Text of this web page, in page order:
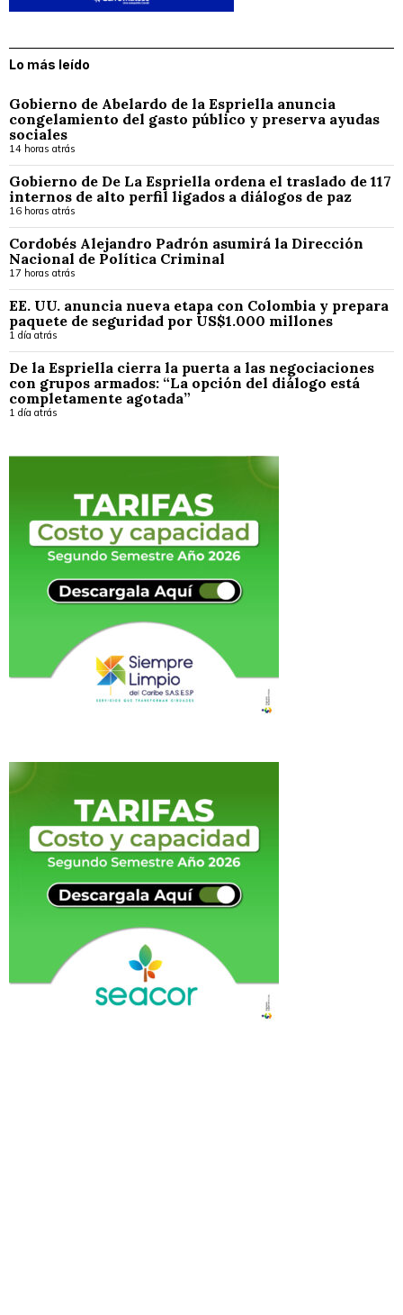
Lo más leído
Gobierno de Abelardo de la Espriella anuncia
congelamiento del gasto público y preserva ayudas
sociales
14 horas atrás
Gobierno de De La Espriella ordena el traslado de 117
internos de alto perfil ligados a diálogos de paz
16 horas atrás
Cordobés Alejandro Padrón asumirá la Dirección
Nacional de Política Criminal
17 horas atrás
EE. UU. anuncia nueva etapa con Colombia y prepara
paquete de seguridad por US$1.000 millones
1 día atrás
De la Espriella cierra la puerta a las negociaciones
con grupos armados: “La opción del diálogo está
completamente agotada”
1 día atrás